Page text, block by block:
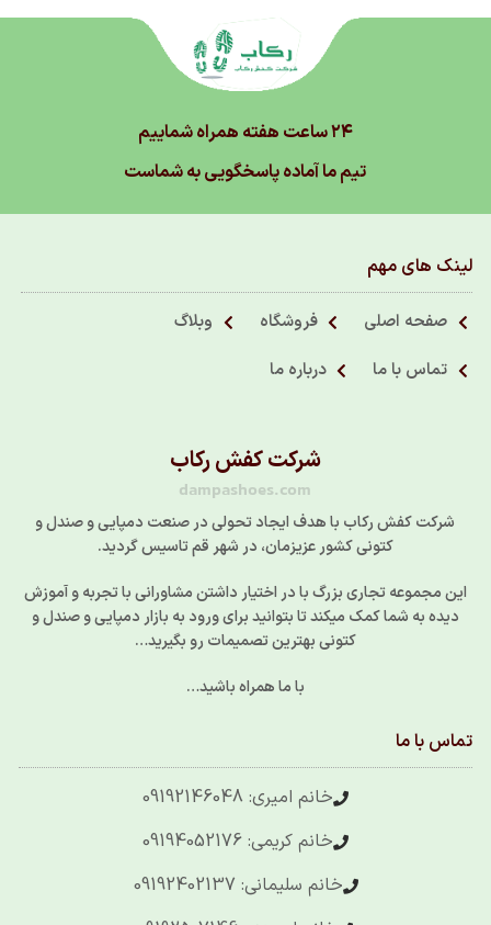
۲۴ ساعت هفته همراه شماییم
تیم ما آماده پاسخگویی به شماست
لینک های مهم
صفحه اصلی فروشگاه
وبلاگ
تماس با ما
درباره ما
شرکت کفش رکاب
dampashoes.com
شرکت کفش رکاب با هدف ایجاد تحولی در صنعت دمپایی و صندل و
کتونی کشور عزیزمان، در شهر قم تاسیس گردید.
این مجموعه تجاری بزرگ با در اختیار داشتن مشاورانی با تجربه و آموزش
دیده به شما کمک میکند تا بتوانید برای ورود به بازار دمپایی و صندل و
کتونی بهترین تصمیمات رو بگیرید…
با ما همراه باشید…
تماس با ما
خانم امیری: 09192146048
خانم کریمی: 09194052176
خانم سلیمانی: 09192402137